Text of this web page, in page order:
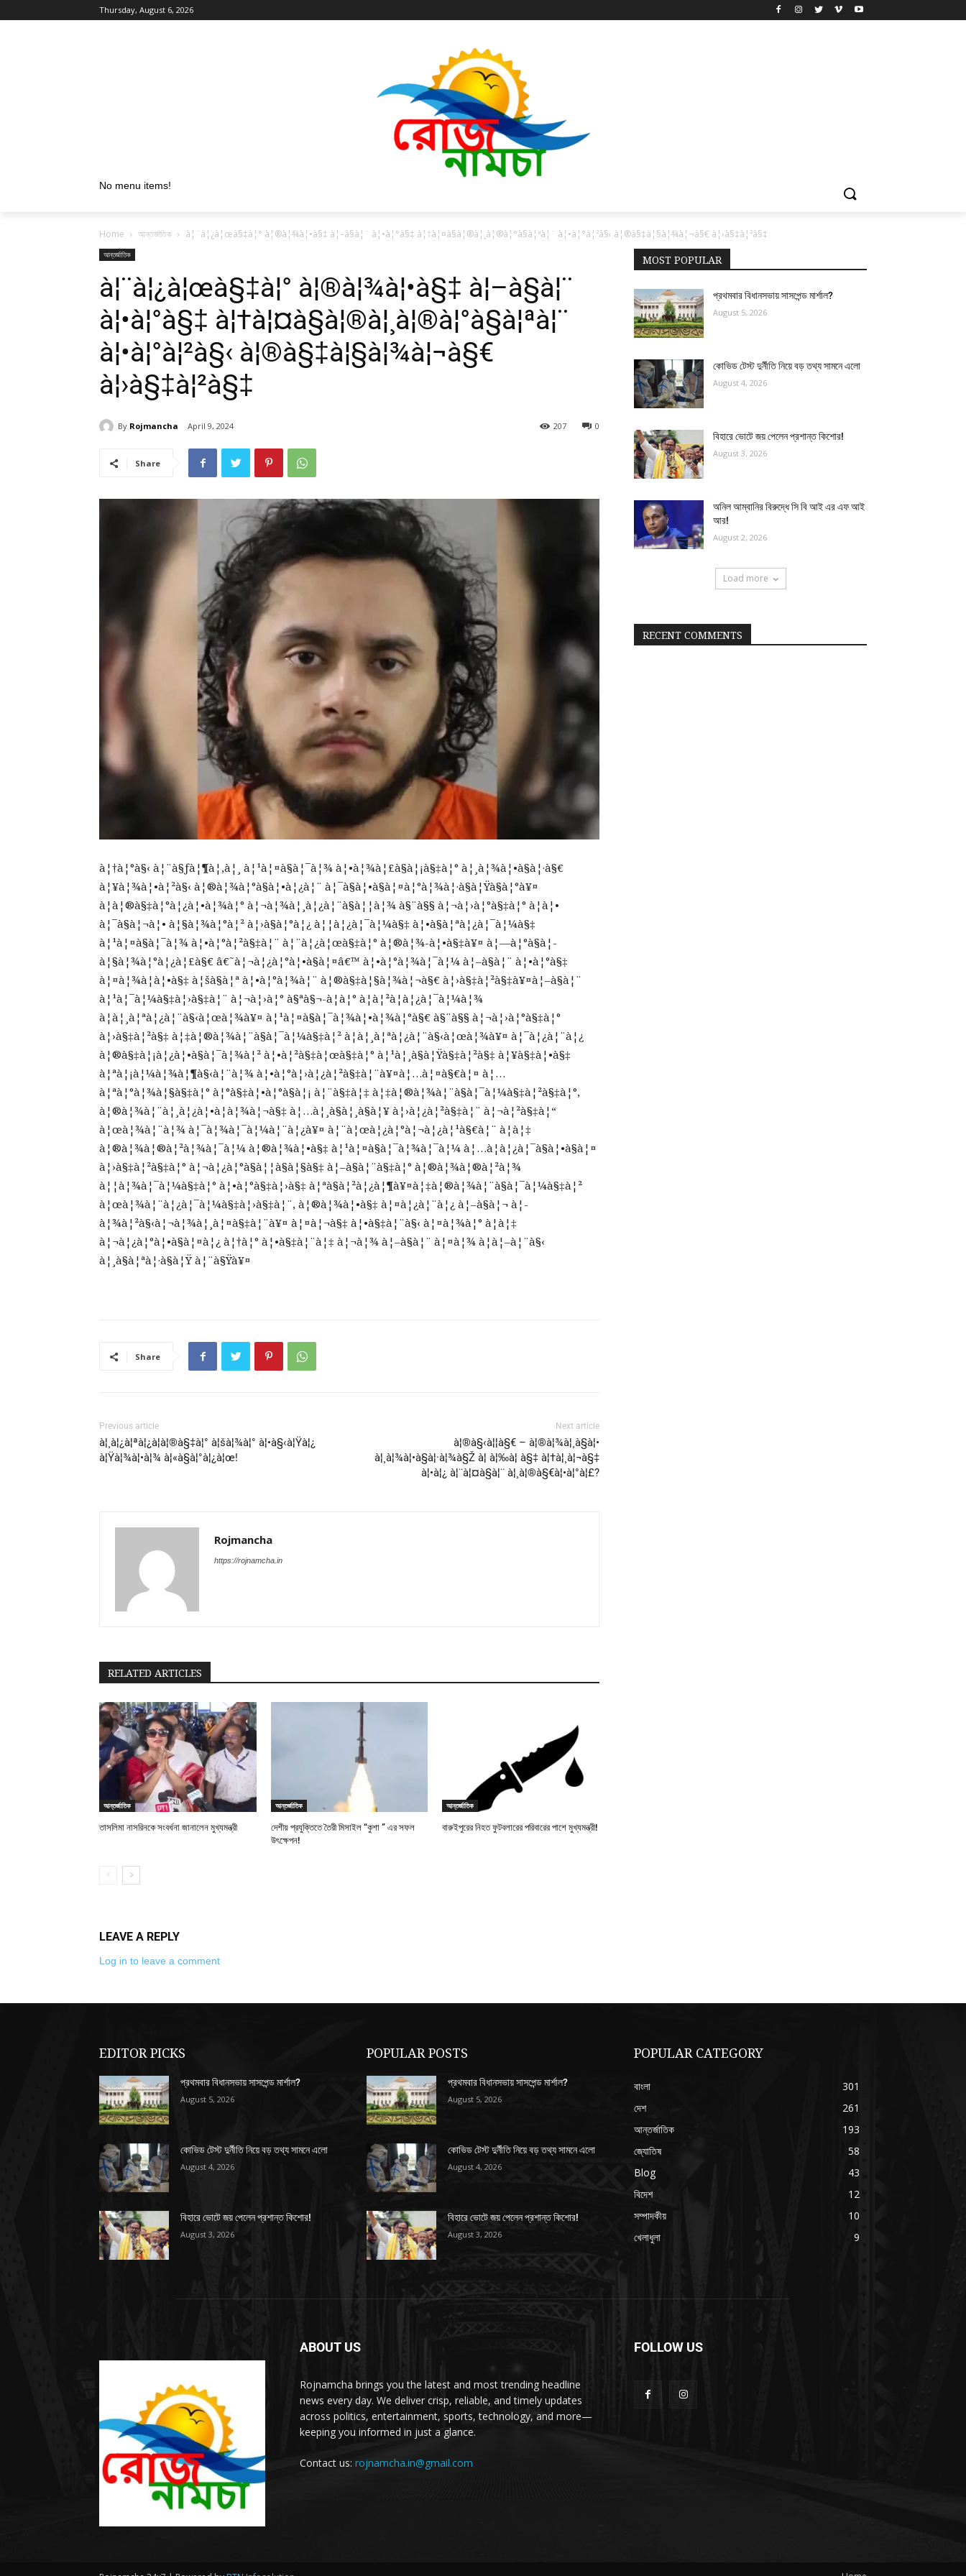
Thursday, August 6, 2026
No menu items!
Home আন্তর্জাতিক à¦¨à¦¿à¦œà§‡à¦° à¦®à¦¾à¦•à§‡ à¦–à§à¦¨ à¦•à¦°à§‡ à¦†à¦¤à§à¦®à¦¸à¦®à¦°à§à¦ªà¦¨ à¦•à¦°à¦²à§‹ à¦®à§‡à¦§à¦¾à¦¬à§€ à¦›à§‡à¦²à§‡
আন্তর্জাতিক
à¦¨à¦¿à¦œà§‡à¦° à¦®à¦¾à¦•à§‡ à¦–à§à¦¨
à¦•à¦°à§‡ à¦†à¦¤à§à¦®à¦¸à¦®à¦°à§à¦ªà¦¨
à¦•à¦°à¦²à§‹ à¦®à§‡à¦§à¦¾à¦¬à§€
à¦›à§‡à¦²à§‡
By Rojmancha April 9, 2024 0
207
Share
à¦†à¦°à§‹ à¦¨à§ƒà¦¶à¦‚à¦¸ à¦¹à¦¤à§à¦¯à¦¾ à¦•à¦¾à¦£à§à¦¡à§‡à¦° à¦¸à¦¾à¦•à§à¦·à§€
à¦¥à¦¾à¦•à¦²à§‹ à¦®à¦¾à¦°à§à¦•à¦¿à¦¨ à¦¯à§à¦•à§à¦¤à¦°à¦¾à¦·à§à¦Ÿà§à¦°à¥¤
à¦à¦®à§‡à¦°à¦¿à¦•à¦¾à¦° à¦¬à¦¾à¦¸à¦¿à¦¨à§à¦¦à¦¾ à§¨à§§ à¦¬à¦›à¦°à§‡à¦° à¦à¦•
à¦¯à§à¦¬à¦• à¦§à¦¾à¦°à¦² à¦›à§à¦°à¦¿ à¦¦à¦¿à¦¯à¦¼à§‡ à¦•à§à¦ªà¦¿à¦¯à¦¼à§‡
à¦¹à¦¤à§à¦¯à¦¾ à¦•à¦°à¦²à§‡à¦¨ à¦¨à¦¿à¦œà§‡à¦° à¦®à¦¾-à¦•à§‡à¥¤ à¦—à¦°à§à¦­
à¦§à¦¾à¦°à¦¿à¦£à§€ â€˜à¦¬à¦¿à¦°à¦•à§à¦¤â€™ à¦•à¦°à¦¾à¦¯à¦¼ à¦–à§à¦¨ à¦•à¦°à§‡
à¦¤à¦¾à¦à¦•à§‡ à¦šà§à¦ª à¦•à¦°à¦¾à¦¨ à¦®à§‡à¦§à¦¾à¦¬à§€ à¦›à§‡à¦²à§‡à¥¤à¦–à§à¦¨
à¦¹à¦¯à¦¼à§‡à¦›à§‡à¦¨ à¦¬à¦›à¦° à§ªà§¬-à¦à¦° à¦à¦²à¦­à¦¿à¦¯à¦¼à¦¾
à¦à¦¸à¦ªà¦¿à¦¨à§‹à¦œà¦¾à¥¤ à¦¹à¦¤à§à¦¯à¦¾à¦•à¦¾à¦°à§€ à§¨à§§ à¦¬à¦›à¦°à§‡à¦°
à¦›à§‡à¦²à§‡ à¦‡à¦®à¦¾à¦¨à§à¦¯à¦¼à§‡à¦² à¦à¦¸à¦ªà¦¿à¦¨à§‹à¦œà¦¾à¥¤ à¦¯à¦¿à¦¨à¦¿
à¦®à§‡à¦¡à¦¿à¦•à§à¦¯à¦¾à¦² à¦•à¦²à§‡à¦œà§‡à¦° à¦¹à¦¸à§à¦Ÿà§‡à¦²à§‡ à¦¥à§‡à¦•à§‡
à¦ªà¦¡à¦¼à¦¾à¦¶à§‹à¦¨à¦¾ à¦•à¦°à¦›à¦¿à¦²à§‡à¦¨à¥¤à¦…à¦¤à§€à¦¤ à¦…
à¦ªà¦°à¦¾à¦§à§‡à¦° à¦°à§‡à¦•à¦°à§à¦¡ à¦¨à§‡à¦‡ à¦‡à¦®à¦¾à¦¨à§à¦¯à¦¼à§‡à¦²à§‡à¦°,
à¦®à¦¾à¦¨à¦¸à¦¿à¦•à¦­à¦¾à¦¬à§‡ à¦…à¦¸à§à¦¸à§à¦¥ à¦›à¦¿à¦²à§‡à¦¨ à¦¬à¦²à§‡à¦“
à¦œà¦¾à¦¨à¦¾ à¦¯à¦¾à¦¯à¦¼à¦¨à¦¿à¥¤ à¦¨à¦œà¦¿à¦°à¦¬à¦¿à¦¹à§€à¦¨ à¦à¦‡
à¦®à¦¾à¦®à¦²à¦¾à¦¯à¦¼ à¦®à¦¾à¦•à§‡ à¦¹à¦¤à§à¦¯à¦¾à¦¯à¦¼ à¦…à¦­à¦¿à¦¯à§à¦•à§à¦¤
à¦›à§‡à¦²à§‡à¦° à¦¬à¦¿à¦°à§à¦¦à§à¦§à§‡ à¦–à§à¦¨à§‡à¦° à¦®à¦¾à¦®à¦²à¦¾
à¦¦à¦¾à¦¯à¦¼à§‡à¦° à¦•à¦°à§‡à¦›à§‡ à¦ªà§à¦²à¦¿à¦¶à¥¤à¦‡à¦®à¦¾à¦¨à§à¦¯à¦¼à§‡à¦²
à¦œà¦¾à¦¨à¦¿à¦¯à¦¼à§‡à¦›à§‡à¦¨, à¦®à¦¾à¦•à§‡ à¦¤à¦¿à¦¨à¦¿ à¦–à§à¦¬ à¦­
à¦¾à¦²à§‹à¦¬à¦¾à¦¸à¦¤à§‡à¦¨à¥¤ à¦¤à¦¬à§‡ à¦•à§‡à¦¨à§‹ à¦¤à¦¾à¦° à¦à¦‡
à¦¬à¦¿à¦°à¦•à§à¦¤à¦¿ à¦†à¦° à¦•à§‡à¦¨à¦‡ à¦¬à¦¾ à¦–à§à¦¨ à¦¤à¦¾ à¦à¦–à¦¨à§‹
à¦¸à§à¦ªà¦·à§à¦Ÿ à¦¨à§Ÿà¥¤
Share
Previous article
à¦¸à¦¿à¦ªà¦¿à¦à¦®à§‡à¦° à¦šà¦¾à¦° à¦•à§‹à¦Ÿà¦¿
à¦Ÿà¦¾à¦•à¦¾ à¦«à§à¦°à¦¿à¦œ!
Next article
à¦®à§‹à¦¦à§€ – à¦®à¦¾à¦¸à§à¦•
à¦¸à¦¾à¦•à§à¦·à¦¾à§Ž à¦ à¦‰à¦ à§‡ à¦†à¦¸à¦¬à§‡
à¦•à¦¿ à¦¨à¦¤à§à¦¨ à¦¸à¦®à§€à¦•à¦°à¦£?
Rojmancha
https://rojnamcha.in
RELATED ARTICLES
আন্তর্জাতিক
তাসলিমা নাসরিনকে সংবর্ধনা জানালেন মুখ্যমন্ত্রী
আন্তর্জাতিক
দেশীয় প্রযুক্তিতে তৈরী মিসাইল “কুশা ” এর সফল
উৎক্ষেপন!
আন্তর্জাতিক
বারুইপুরের নিহত ফুটবলারের পরিবারের পাশে মুখ্যমন্ত্রী!
LEAVE A REPLY
Log in to leave a comment
MOST POPULAR
প্রথমবার বিধানসভায় সাসপেন্ড মার্শাল?
August 5, 2026
কোভিড টেস্ট দুর্নীতি নিয়ে বড় তথ্য সামনে এলো
August 4, 2026
বিহারে ভোটে জয় পেলেন প্রশান্ত কিশোর!
August 3, 2026
অনিল আম্বানির বিরুদ্ধে সি বি আই এর এফ আই
আর!
August 2, 2026
Load more
RECENT COMMENTS
EDITOR PICKS
প্রথমবার বিধানসভায় সাসপেন্ড মার্শাল?
August 5, 2026
কোভিড টেস্ট দুর্নীতি নিয়ে বড় তথ্য সামনে এলো
August 4, 2026
বিহারে ভোটে জয় পেলেন প্রশান্ত কিশোর!
August 3, 2026
POPULAR POSTS
প্রথমবার বিধানসভায় সাসপেন্ড মার্শাল?
August 5, 2026
কোভিড টেস্ট দুর্নীতি নিয়ে বড় তথ্য সামনে এলো
August 4, 2026
বিহারে ভোটে জয় পেলেন প্রশান্ত কিশোর!
August 3, 2026
POPULAR CATEGORY
বাংলা
301
দেশ
261
আন্তর্জাতিক
193
জ্যোতিষ
58
Blog
43
বিদেশ
12
সম্পাদকীয়
10
খেলাধুলা
9
ABOUT US
Rojnamcha brings you the latest and most trending headline
news every day. We deliver crisp, reliable, and timely updates
across politics, entertainment, sports, technology, and more—
keeping you informed in just a glance.
Contact us: rojnamcha.in@gmail.com
FOLLOW US